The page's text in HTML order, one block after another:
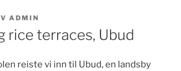
ADMIN
rice terraces, Ubud
reiste vi inn til Ubud, en landsby